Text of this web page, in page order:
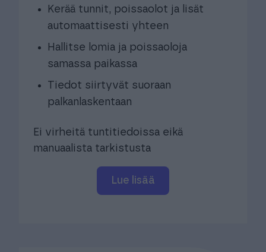
Kerää tunnit, poissaolot ja lisät
automaattisesti yhteen​
Hallitse lomia ja poissaoloja
samassa paikassa​
Tiedot siirtyvät suoraan
palkanlaskentaan​
Ei virheitä tuntitiedoissa eikä
manuaalista tarkistusta​
Lue lisää